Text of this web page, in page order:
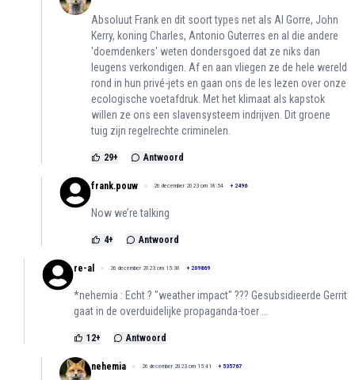
Absoluut Frank en dit soort types net als Al Gorre, John
Kerry, koning Charles, Antonio Guterres en al die andere
'doemdenkers' weten dondersgoed dat ze niks dan
leugens verkondigen. Af en aan vliegen ze de hele wereld
rond in hun privé-jets en gaan ons de les lezen over onze
ecologische voetafdruk. Met het klimaat als kapstok
willen ze ons een slavensysteem indrijven. Dit groene
tuig zijn regelrechte criminelen.
29+ Antwoord
frank.pouw 26 december 2023 om 18:54 + 2496
Now we’re talking
4+ Antwoord
re-al 26 december 2023 om 15:30 + 209869
*nehemia : Echt ? "weather impact" ??? Gesubsidieerde Gerrit
gaat in de overduidelijke propaganda-toer ...
12+ Antwoord
nehemia 26 december 2023 om 15:41 + 535767